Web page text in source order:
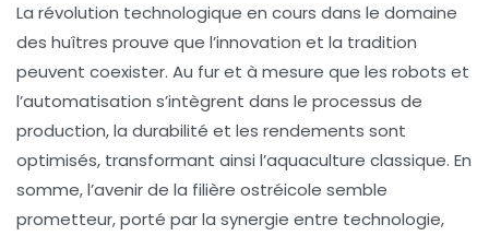
La révolution technologique en cours dans le domaine
des huîtres prouve que l’innovation et la tradition
peuvent coexister. Au fur et à mesure que les robots et
l’automatisation s’intègrent dans le processus de
production, la durabilité et les rendements sont
optimisés, transformant ainsi l’aquaculture classique. En
somme, l’avenir de la filière ostréicole semble
prometteur, porté par la synergie entre technologie,